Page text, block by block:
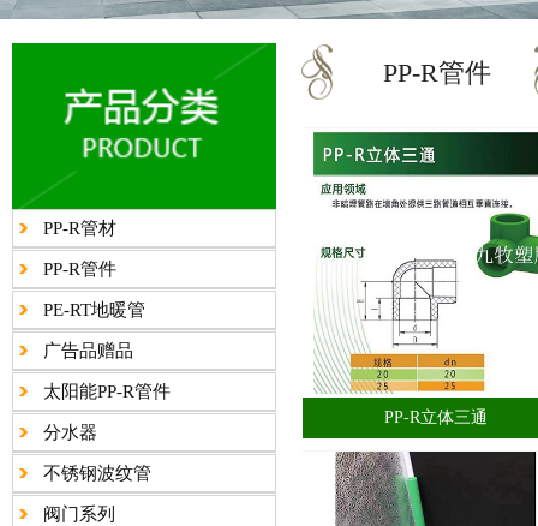
PP-R管材
PP-R管件
PE-RT地暖管
广告品赠品
太阳能PP-R管件
分水器
不锈钢波纹管
阀门系列
PP-R管件
PP-R立体三通